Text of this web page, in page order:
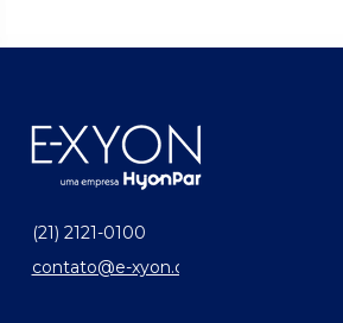
(21) 2121-0100
contato@e-xyon.com.br